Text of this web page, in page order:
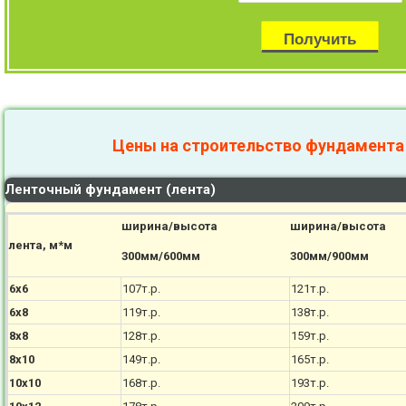
Цены на строительство
Ленточный фундамент (лента)
лента, м*м
ширина/высота
300мм/600мм
ширина/высота
300мм/900мм
6х6 107т.р.
121т.р.
6х8
119т.р.
138т.р.
8х8
128т.р.
159т.р.
8х10
149т.р.
165т.р.
10х10
168т.р.
193т.р.